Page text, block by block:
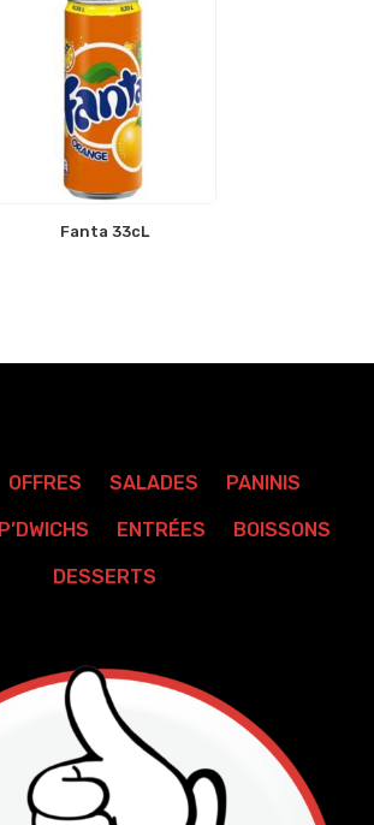
Fanta 33cL
OFFRES SALADES PANINIS
ENTRÉES BOISSONS
DESSERTS